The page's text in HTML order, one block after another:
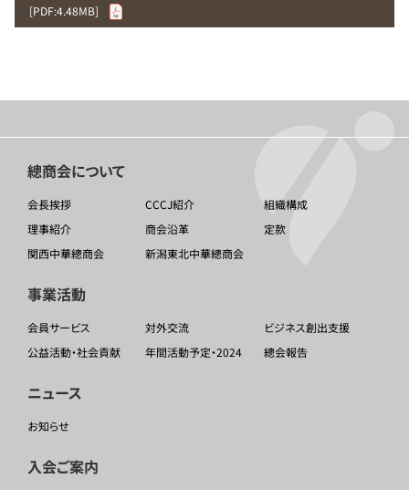
[PDF:4.48MB]
總商会について
会長挨拶 CCCJ紹介
組織構成
理事紹介
商会沿革
定款
関西中華總商会
新潟東北中華總商会
事業活動
会員サービス 対外交流
ビジネス創出支援
公益活動・社会貢献
年間活動予定・2024 總会報告
ニュース
お知らせ
入会ご案内